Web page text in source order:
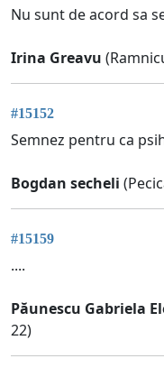
Nu sunt de acord sa
Irina Greavu
#15152
Semnez pentru ca
Bogdan secheli
#15159
....
Păunescu Gabriela
22)